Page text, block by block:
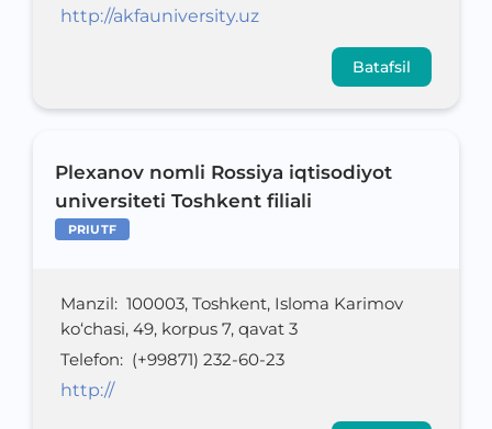
http://akfauniversity.uz
Batafsil
Plexanov nomli Rossiya iqtisodiyot
universiteti Toshkent filiali
PRIUTF
Manzil: 100003, Toshkent, Isloma Karimov
ko‘chasi, 49, korpus 7, qavat 3
Telefon: (+99871) 232-60-23
http://